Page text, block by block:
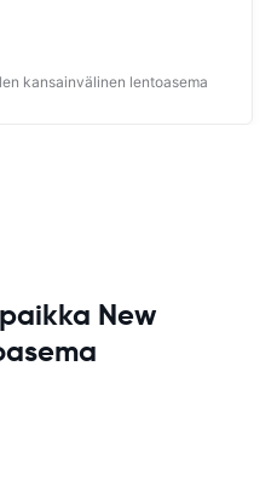
kansainvälinen lentoasema
New